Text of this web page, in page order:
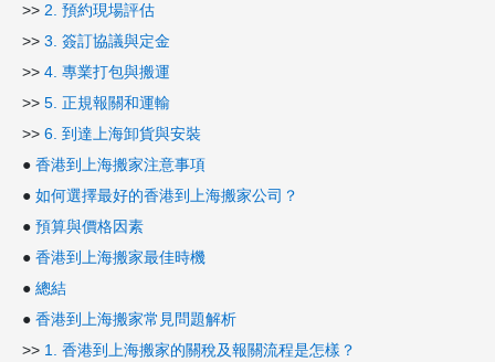
>> 2. 預約現場評估
>> 3. 簽訂協議與定金
>> 4. 專業打包與搬運
>> 5. 正規報關和運輸
>> 6. 到達上海卸貨與安裝
● 香港到上海搬家注意事項
● 如何選擇最好的香港到上海搬家公司？
● 預算與價格因素
● 香港到上海搬家最佳時機
● 總結
● 香港到上海搬家常見問題解析
>> 1. 香港到上海搬家的關稅及報關流程是怎樣？